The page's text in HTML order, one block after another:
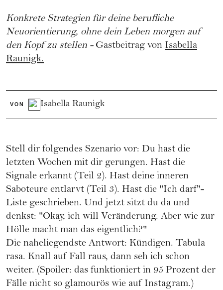
Konkrete Strategien für deine berufliche
Neuorientierung, ohne dein Leben morgen auf
den Kopf zu stellen - Gastbeitrag von Isabella
Raunigk.
VON Isabella Raunigk
Stell dir folgendes Szenario vor: Du hast die
letzten Wochen mit dir gerungen. Hast die
Signale erkannt (Teil 2). Hast deine inneren
Saboteure entlarvt (Teil 3). Hast die "Ich darf"-
Liste geschrieben. Und jetzt sitzt du da und
denkst: "Okay, ich will Veränderung. Aber wie zur
Hölle macht man das eigentlich?"
Die naheliegendste Antwort: Kündigen. Tabula
rasa. Knall auf Fall raus, dann seh ich schon
weiter. (Spoiler: das funktioniert in 95 Prozent der
Fälle nicht so glamourös wie auf Instagram.)